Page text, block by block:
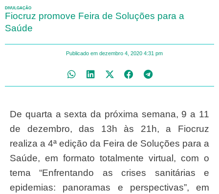
DIVULGAÇÃO
Fiocruz promove Feira de Soluções para a
Saúde
Publicado em dezembro 4, 2020 4:31 pm
De quarta a sexta da próxima semana, 9 a 11
de dezembro, das 13h às 21h, a Fiocruz
realiza a 4ª edição da Feira de Soluções para a
Saúde, em formato totalmente virtual, com o
tema “Enfrentando as crises sanitárias e
epidemias: panoramas e perspectivas”, em